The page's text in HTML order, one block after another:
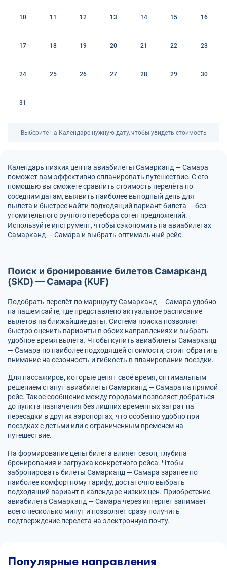
10 11 12 13 14 15 16
17 18 19 20 21 22 23
24 25 26 27 28 29 30
31
Выберите на Календаре нужную дату, чтобы увидеть стоимость
Календарь низких цен на авиабилеты Самарканд — Самара
поможет вам эффективно спланировать путешествие. С его
помощью вы сможете сравнить стоимость перелёта по
соседним датам, выявить наиболее выгодный день для
вылета и быстрее найти подходящий вариант билета — без
утомительного ручного перебора сотен предложений.
Используйте инструмент, чтобы сэкономить на авиабилетах
Самарканд — Самара и выбрать оптимальный рейс.
Поиск и бронирование билетов Самарканд
(SKD) — Самара (KUF)
Подобрать перелёт по маршруту Самарканд — Самара удобно
на нашем сайте, где представлено актуальное расписание
вылетов на ближайшие даты. Система поиска позволяет
быстро оценить варианты в обоих направлениях и выбрать
удобное время вылета. Чтобы купить авиабилеты Самарканд
— Самара по наиболее подходящей стоимости, стоит обратить
внимание на сезонность и гибкость в планировании поездки.
Для пассажиров, которые ценят своё время, оптимальным
решением станут авиабилеты Самарканд — Самара на прямой
рейс. Такое сообщение между городами позволяет добраться
до пункта назначения без лишних временных затрат на
пересадки в других аэропортах, что особенно удобно при
поездках с детьми или с ограниченным временем на
путешествие.
На формирование цены билета влияет сезон, глубина
бронирования и загрузка конкретного рейса. Чтобы
забронировать билеты Самарканд — Самара заранее по
наиболее комфортному тарифу, достаточно выбрать
подходящий вариант в календаре низких цен. Приобретение
авиабилета Самарканд — Самара через интернет занимает
всего несколько минут и позволяет сразу получить
подтверждение перелета на электронную почту.
Популярные направления